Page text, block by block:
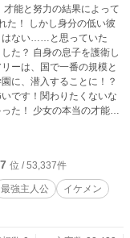
能と努力の結果によって
た！ しかし身分の低い彼
はない……と思っていた
た？ 自身の息子を護衛し
ーは、国で一番の規模と
に、潜入することに！？
です！関わりたくないな
た！ 少女の本当の才能を
して、今日もドキドキの
ておきますよ？ 「本当は
位 / 53,337件
最強主人公
イケメン